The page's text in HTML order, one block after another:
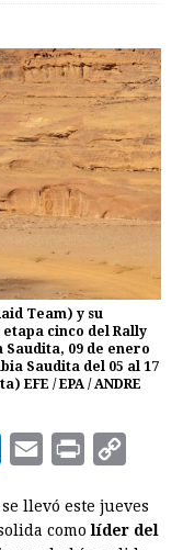
Team) y su
cinco del Rally
Saudita, 09 de enero
Saudita del 05 al 17
EFE / EPA / ANDRE
n
a
i
p
llevó este jueves
comolíder del